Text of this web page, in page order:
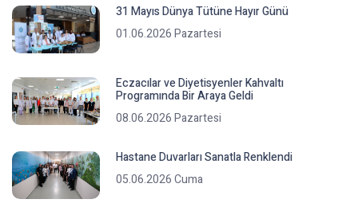
31 Mayıs Dünya Tütüne Hayır Günü
01.06.2026 Pazartesi
Eczacılar ve Diyetisyenler Kahvaltı
Programında Bir Araya Geldi
08.06.2026 Pazartesi
Hastane Duvarları Sanatla Renklendi
05.06.2026 Cuma